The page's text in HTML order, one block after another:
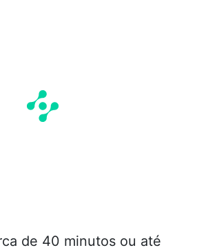
de 40 minutos ou até